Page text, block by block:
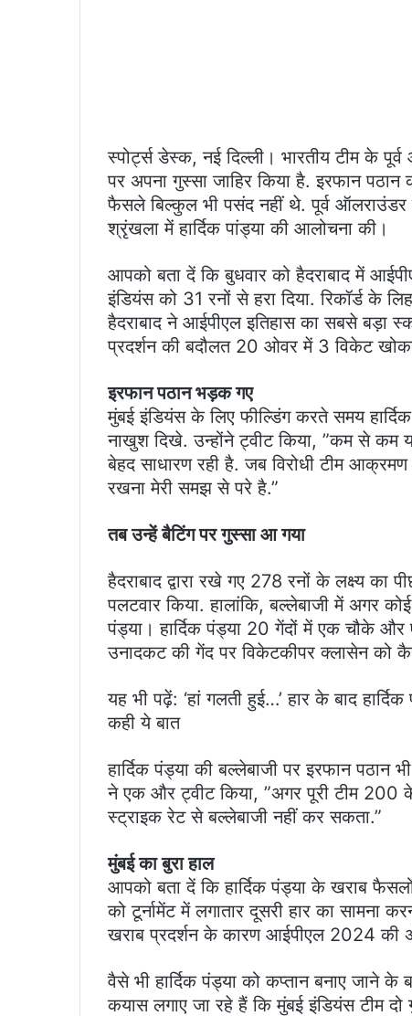
स्पोर्ट्स डेस्क, नई दिल्ली। भारतीय टीम के पूर्व
पर अपना गुस्सा जाहिर किया है. इरफान
फैसले बिल्कुल भी पसंद नहीं थे. पूर्व
श्रृंखला में हार्दिक पांड्या की आलोचना की।
आपको बता दें कि बुधवार को हैदराबाद में
इंडियंस को 31 रनों से हरा दिया. रिकॉर्ड के
हैदराबाद ने आईपीएल इतिहास का सबसे बड़ा
प्रदर्शन की बदौलत 20 ओवर में 3 विकेट
इरफान पठान भड़क गए
मुंबई इंडियंस के लिए फील्डिंग करते समय
नाखुश दिखे. उन्होंने ट्वीट किया, ”कम से कम
बेहद साधारण रही है. जब विरोधी टीम
रखना मेरी समझ से परे है.”
तब उन्हें बैटिंग पर गुस्सा आ गया
हैदराबाद द्वारा रखे गए 278 रनों के लक्ष्य का
पलटवार किया. हालांकि, बल्लेबाजी में अगर
पंड्या। हार्दिक पंड्या 20 गेंदों में एक चौके
उनादकट की गेंद पर विकेटकीपर क्लासेन को
यह भी पढ़ें: ‘हां गलती हुई…’ हार के बाद
कही ये बात
हार्दिक पंड्या की बल्लेबाजी पर इरफान
ने एक और ट्वीट किया, ”अगर पूरी टीम
स्ट्राइक रेट से बल्लेबाजी नहीं कर सकता.”
मुंबई का बुरा हाल
आपको बता दें कि हार्दिक पंड्या के खराब
को टूर्नामेंट में लगातार दूसरी हार का सामना
खराब प्रदर्शन के कारण आईपीएल 2024 की
वैसे भी हार्दिक पंड्या को कप्तान बनाए जाने
कयास लगाए जा रहे हैं कि मुंबई इंडियंस टीम